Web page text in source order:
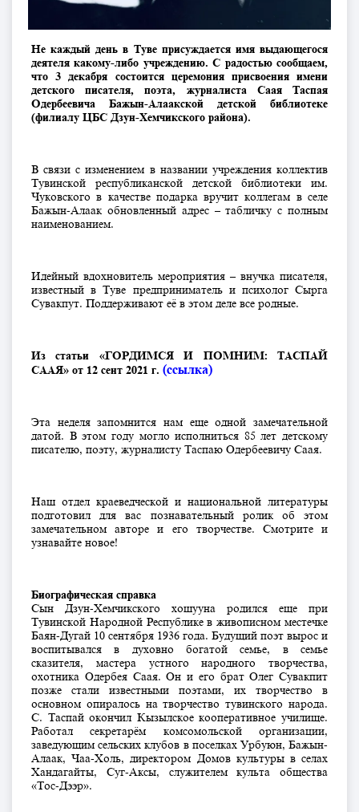
Не каждый день в Туве присуждается имя выдающегося
деятеля какому-либо учреждению. С радостью сообщаем,
что 3 декабря состоится церемония присвоения имени
детского писателя, поэта, журналиста Саая Таспая
Одербеевича Бажын-Алаакской детской библиотеке
(филиалу ЦБС Дзун-Хемчикского района).
В связи с изменением в названии учреждения коллектив
Тувинской республиканской детской библиотеки им.
Чуковского в качестве подарка вручит коллегам в селе
Бажын-Алаак обновленный адрес – табличку с полным
наименованием.
Идейный вдохновитель мероприятия – внучка писателя,
известный в Туве предприниматель и психолог Сырга
Сувакпут. Поддерживают её в этом деле все родные.
Из статьи «ГОРДИМСЯ И ПОМНИМ: ТАСПАЙ
СААЯ» от 12 сент 2021 г. (ссылка)
Эта неделя запомнится нам еще одной замечательной
датой. В этом году могло исполниться 85 лет детскому
писателю, поэту, журналисту Таспаю Одербеевичу Саая.
Наш отдел краеведческой и национальной литературы
подготовил для вас познавательный ролик об этом
замечательном авторе и его творчестве. Смотрите и
узнавайте новое!
Биографическая справка
Сын Дзун-Хемчикского хошууна родился еще при
Тувинской Народной Республике в живописном местечке
Баян-Дугай 10 сентября 1936 года. Будущий поэт вырос и
воспитывался в духовно богатой семье, в семье
сказителя, мастера устного народного творчества,
охотника Одербея Саая. Он и его брат Олег Сувакпит
позже стали известными поэтами, их творчество в
основном опиралось на творчество тувинского народа.
С. Таспай окончил Кызылское кооперативное училище.
Работал секретарём комсомольской организации,
заведующим сельских клубов в поселках Урбуюн, Бажын-
Алаак, Чаа-Холь, директором Домов культуры в селах
Хандагайты, Суг-Аксы, служителем культа общества
«Тос-Дээр».